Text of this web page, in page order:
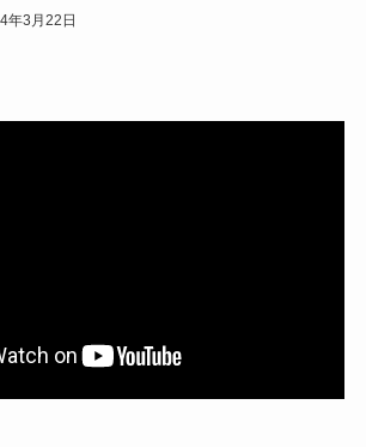
年3月22日